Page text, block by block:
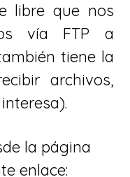
libre que nos
vía FTP a
tiene la
archivos,
la página
enlace: